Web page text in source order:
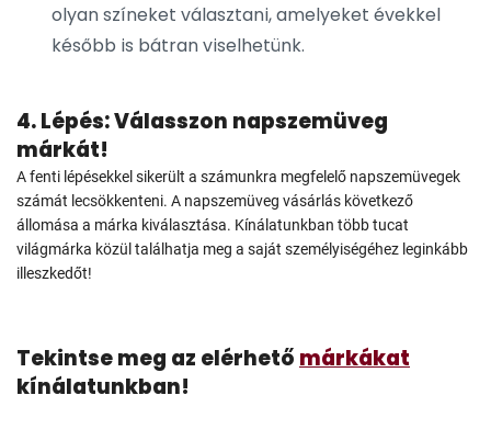
olyan színeket választani, amelyeket évekkel
később is bátran viselhetünk.
4. Lépés: Válasszon napszemüveg
márkát!
A fenti lépésekkel sikerült a számunkra megfelelő napszemüvegek
számát lecsökkenteni. A napszemüveg vásárlás következő
állomása a márka kiválasztása. Kínálatunkban több tucat
világmárka közül találhatja meg a saját személyiségéhez leginkább
illeszkedőt!
Tekintse meg az elérhető márkákat
kínálatunkban!